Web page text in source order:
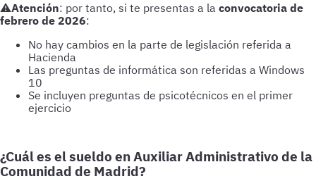
⚠️Atención: por tanto, si te presentas a la convocatoria de
febrero de 2026:
No hay cambios en la parte de legislación referida a
Hacienda
Las preguntas de informática son referidas a Windows
10
Se incluyen preguntas de psicotécnicos en el primer
ejercicio
¿Cuál es el sueldo en Auxiliar Administrativo de la
Comunidad de Madrid?